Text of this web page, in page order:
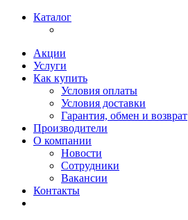
Каталог
Акции
Услуги
Как купить
Условия оплаты
Условия доставки
Гарантия, обмен и возврат
Производители
О компании
Новости
Сотрудники
Вакансии
Контакты